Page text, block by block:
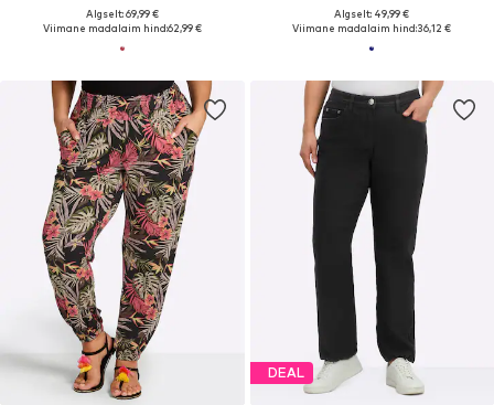
Algselt: 69,99 €
Viimane madalaim hind:62,99 €
Algselt: 49,99 €
Viimane madalaim hind:36,12 €
DEAL